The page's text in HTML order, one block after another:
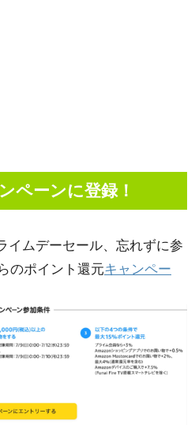
ペーンに登録！
イムデーセール、忘れずに参
のポイント還元キャンペー